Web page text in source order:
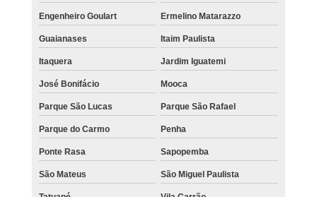
Engenheiro Goulart Ermelino Matarazzo
Guaianases Itaim Paulista
Itaquera Jardim Iguatemi
José Bonifácio Mooca
Parque São Lucas Parque São Rafael
Parque do Carmo Penha
Ponte Rasa Sapopemba
São Mateus São Miguel Paulista